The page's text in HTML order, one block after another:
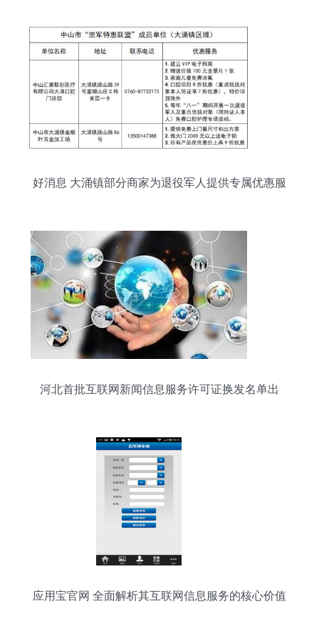
好消息 大涌镇部分商家为退役军人提供专属优惠服
河北首批互联网新闻信息服务许可证换发名单出
应用宝官网 全面解析其互联网信息服务的核心价值